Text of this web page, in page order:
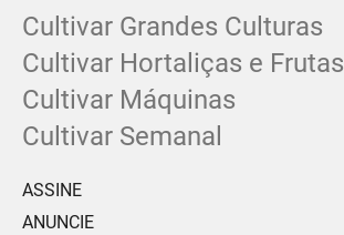
Cultivar Grandes Culturas
Cultivar Hortaliças e Frutas
Cultivar Máquinas
Cultivar Semanal
ASSINE
ANUNCIE